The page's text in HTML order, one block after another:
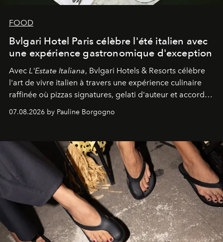
FOOD
Bvlgari Hotel Paris célèbre l'été italien avec
une expérience gastronomique d'exception
Avec L'Estate Italiana, Bvlgari Hotels & Resorts célèbre
l'art de vivre italien à travers une expérience culinaire
raffinée où pizzas signatures, gelati d'auteur et accords
d'exception composent un véritable voyage sensoriel.
07.08.2026 by Pauline Borgogno